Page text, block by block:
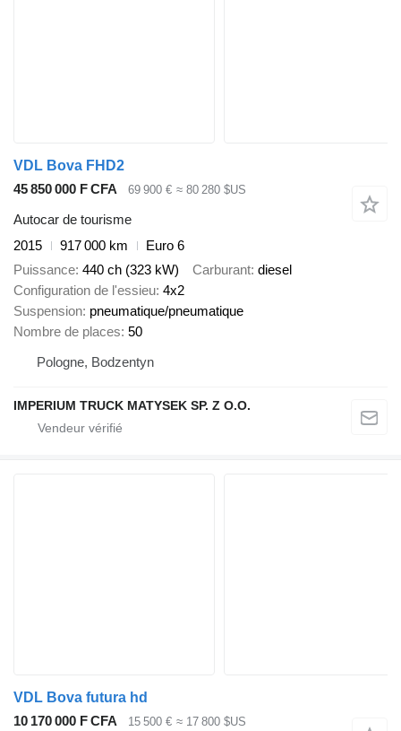
VDL Bova FHD2
45 850 000 F CFA
69 900 € ≈ 80 280 $US
Autocar de tourisme
2015
917 000 km
Euro 6
Puissance 440 ch (323 kW) Carburant diesel
Configuration de l'essieu 4x2
Suspension pneumatique/pneumatique
Nombre de places 50
Pologne, Bodzentyn
IMPERIUM TRUCK MATYSEK SP. Z O.O.
VDL Bova futura hd
10 170 000 F CFA
15 500 € ≈ 17 800 $US